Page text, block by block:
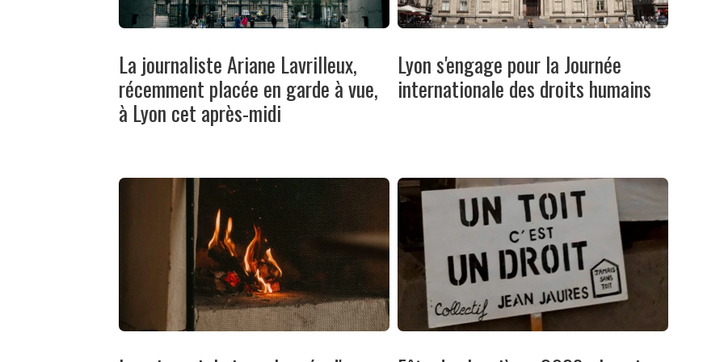
La journaliste Ariane Lavrilleux,
récemment placée en garde à vue,
à Lyon cet après-midi
Lyon s'engage pour la Journée
internationale des droits humains